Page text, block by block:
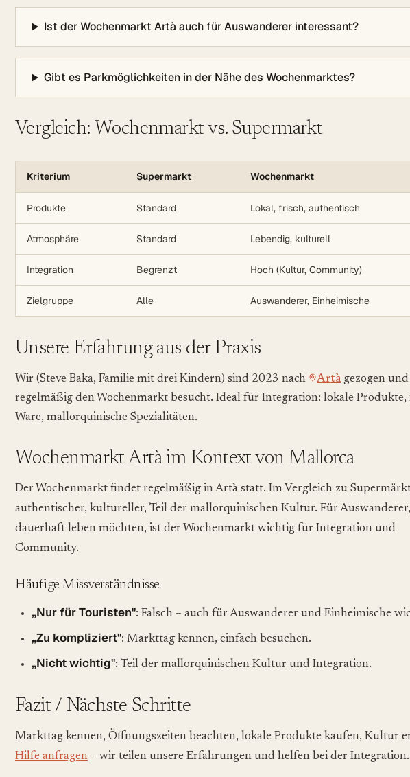
Ist der Wochenmarkt Artà auch für Auswanderer interessant?
Gibt es Parkmöglichkeiten in der Nähe des Wochenmarktes?
Vergleich: Wochenmarkt vs. Supermarkt
Kriterium Supermarkt Wochenmarkt
Produkte Standard Lokal, frisch, authentisch
Atmosphäre Standard Lebendig, kulturell
Integration Begrenzt Hoch (Kultur, Community)
Zielgruppe Alle Auswanderer, Einheimische
Unsere Erfahrung aus der Praxis
Wir (Steve Baka, Familie mit drei Kindern) sind 2023 nach Artàgezogen und
regelmäßig den Wochenmarkt besucht. Ideal für Integration: lokale Produkte,
Ware, mallorquinische Spezialitäten.
Wochenmarkt Artà im Kontext von Mallorca
Der Wochenmarkt findet regelmäßig in Artà statt. Im Vergleich zu
authentischer, kultureller, Teil der mallorquinischen Kultur. Für
dauerhaft leben möchten, ist der Wochenmarkt wichtig für Integration und
Community.
Häufige Missverständnisse
„Nur für Touristen": Falsch – auch für Auswanderer und Einheimische
„Zu kompliziert": Markttag kennen, einfach besuchen.
„Nicht wichtig": Teil der mallorquinischen Kultur und Integration.
Fazit / Nächste Schritte
Markttag kennen, Öffnungszeiten beachten, lokale Produkte kaufen, Kultur
Hilfe anfragen – wir teilen unsere Erfahrungen und helfen bei der Integration.